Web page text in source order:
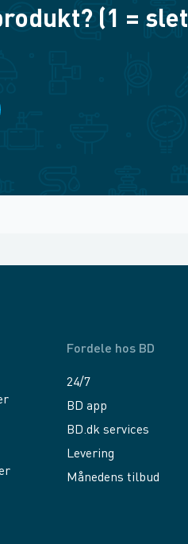
(1 =
Fordele hos BD
24/7
BD app
BD.dk services
Levering
Månedens tilbud